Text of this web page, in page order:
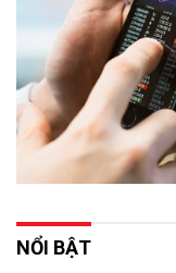
NỔI BẬT